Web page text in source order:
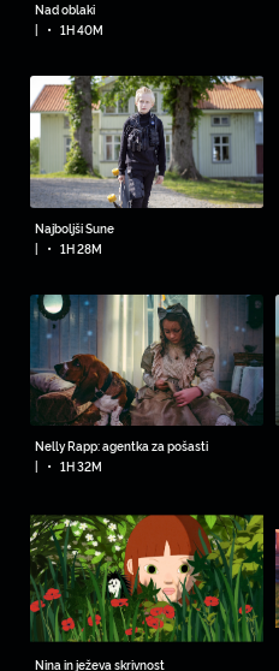
Nad oblaki
• 1H 40M
Najboljši Sune
|
• 1H 28M
Nelly Rapp: agentka za pošasti
• 1H 32M
Nina in ježeva skrivnost